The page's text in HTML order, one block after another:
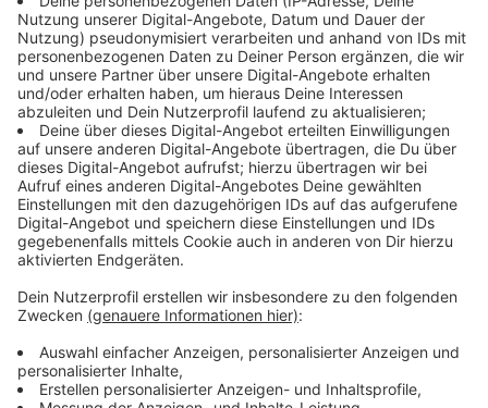
vergangene Jahr veröffentlicht und verzeichnet einen
drastischen Rückgang des Überschusses. Der
Überschuss sank von zuletzt 30 Millionen Euro auf nur
noch fünf Millionen Euro. Ein wesentlicher Grund dafür
sind die vielen Kirchenaustritte, die zu einem
deutlichen Minus bei der Kirchensteuer führten. Die
Einnahmen aus der Kirchensteuer gingen um 34
Millionen Euro auf nun 655 Millionen Euro zurück.
Anzeige
Rote Zahlen drohen
Anzeige